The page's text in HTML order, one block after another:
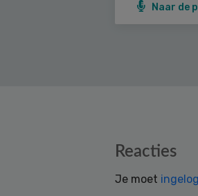
Naar de
Reacties
Je moet